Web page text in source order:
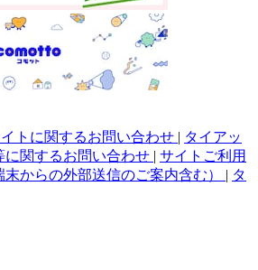
トに関するお問い合わせ | タイアッ
に関するお問い合わせ | サイトご利用
からの外部送信のご案内含む） | タ